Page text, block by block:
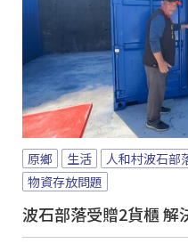
原鄉 生活 人和村波石部
物資存放問題
波石部落受贈2貨櫃 解